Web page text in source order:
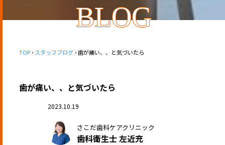
BLOG
TOP スタッフブログ 歯が痛い、、と気づいたら
歯が痛い、、と気づいたら
2023.10.19
さこだ歯科ケアクリニック
歯科衛生士 左近充